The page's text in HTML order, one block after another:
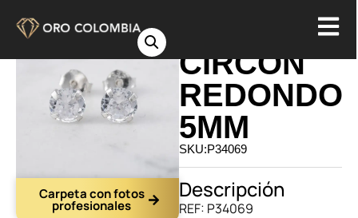
Carpeta con fotos
profesionales
CIRCON
REDONDO
5MM
SKU:P34069
Descripción
REF: P34069